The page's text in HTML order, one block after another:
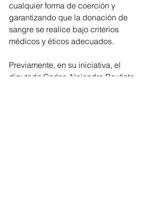
cualquier forma de coerción y
garantizando que la donación de
sangre se realice bajo criterios
médicos y éticos adecuados.
Previamente, en su iniciativa, el
diputado Carlos Alejandro Bautista